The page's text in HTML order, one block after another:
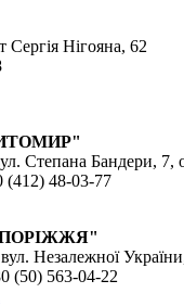
Нігояна, 62
Степана Бандери, 7,
(412) 48-03-77
Незалежної
(50) 563-04-22